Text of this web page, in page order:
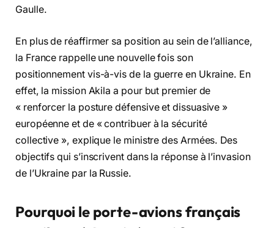
Gaulle.
En plus de réaffirmer sa position au sein de l’alliance,
la France rappelle une nouvelle fois son
positionnement vis-à-vis de la guerre en Ukraine. En
effet, la mission Akila a pour but premier de
« renforcer la posture défensive et dissuasive »
européenne et de « contribuer à la sécurité
collective », explique le ministre des Armées. Des
objectifs qui s’inscrivent dans la réponse à l’invasion
de l’Ukraine par la Russie.
Pourquoi le porte-avions français